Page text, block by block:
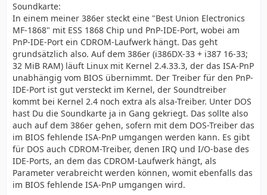
Soundkarte:
In einem meiner 386er steckt eine "Best Union Electronics
MF-1868" mit ESS 1868 Chip und PnP-IDE-Port, wobei am
PnP-IDE-Port ein CDROM-Laufwerk hängt. Das geht
grundsätzlich also. Auf dem 386er (i386DX-33 + i387 16-33;
32 MiB RAM) läuft Linux mit Kernel 2.4.33.3, der das ISA-PnP
unabhängig vom BIOS übernimmt. Der Treiber für den PnP-
IDE-Port ist gut versteckt im Kernel, der Soundtreiber
kommt bei Kernel 2.4 noch extra als alsa-Treiber. Unter DOS
hast Du die Soundkarte ja in Gang gekriegt. Das sollte also
auch auf dem 386er gehen, sofern mit dem DOS-Treiber das
im BIOS fehlende ISA-PnP umgangen werden kann. Es gibt
für DOS auch CDROM-Treiber, denen IRQ und I/O-base des
IDE-Ports, an dem das CDROM-Laufwerk hängt, als
Parameter verabreicht werden können, womit ebenfalls das
im BIOS fehlende ISA-PnP umgangen wird.